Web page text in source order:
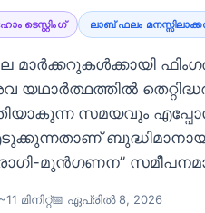
ടെസ്റ്റിംഗ് ലാബ് ഫലം
മാർക്കറുകൾക്കായി
യഥാർത്ഥത്തിൽ
സമയവും
മുൻഗണന”
മിനിറ്റ്📅 ഏപ്രിൽ 8, 2026